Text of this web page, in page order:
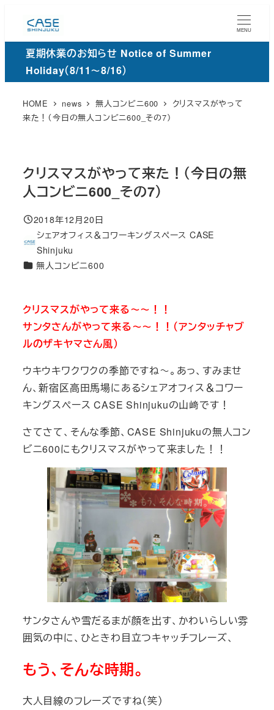
ン
MENU
夏期休業のお知らせ Notice of Summer
Holiday（8/11～8/16）
HOME news 無人コンビニ600
クリスマスがやって
来た！（今日の無人コンビニ600_その7）
クリスマスがやって来た！（今日の無
人コンビニ600_その7）
投稿日
2018年12月20日
著
者
シェアオフィス＆コワーキングスペース CASE
Shinjuku
カ
リ
ー
無人コンビニ600
クリスマスがやって来る～～！！
サンタさんがやって来る～～！！（アンタッチャブ
ルのザキヤマさん風）
ウキウキワクワクの季節ですね～。あっ、すみませ
ん、新宿区高田馬場にあるシェアオフィス＆コワー
キングスペース CASE Shinjukuの山﨑です！
さてさて、そんな季節、CASE Shinjukuの無人コン
ビニ600にもクリスマスがやって来ました！！
サンタさんや雪だるまが顔を出す、かわいらしい雰
囲気の中に、ひときわ目立つキャッチフレーズ、
もう、そんな時期。
大人目線のフレーズですね（笑）